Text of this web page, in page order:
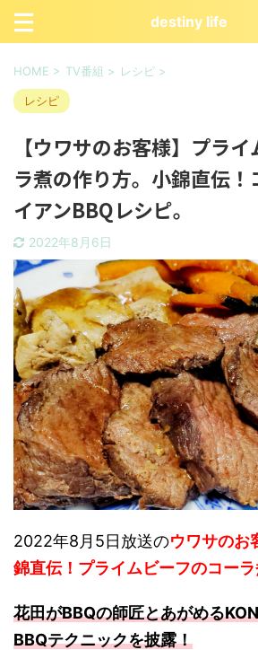
destiny life
HOME > TV番組 > レシピ >
レシピ
【ウワサのお客様】プラ
ラ煮の作り方。小錦直伝！
イアンBBQレシピ。
2022年8月6日
2022年8月5日放送のウワサのお
錦直伝！プライムビーフのコーラ
花田がBBQの師匠とあがめる
BBQテクニックを披露！